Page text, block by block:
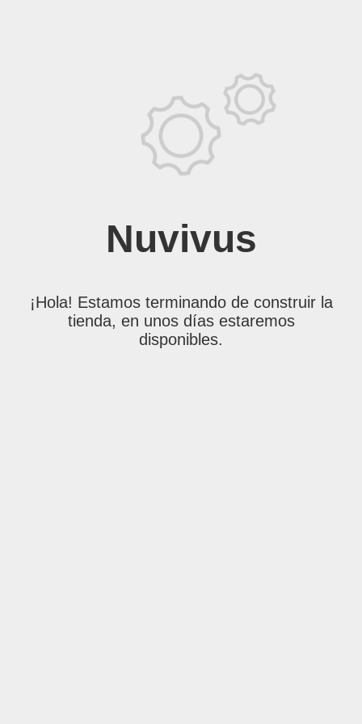
Nuvivus
¡Hola! Estamos terminando de construir la
tienda, en unos días estaremos
disponibles.